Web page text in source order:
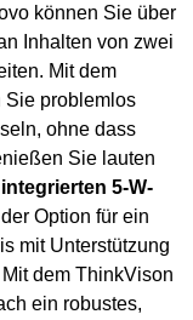
können Sie über
Inhalten von zwei
Mit dem
Sie problemlos
ohne dass
Sie lauten
integrierten 5-W-
Option für ein
mit Unterstützung
dem ThinkVison
ein robustes,